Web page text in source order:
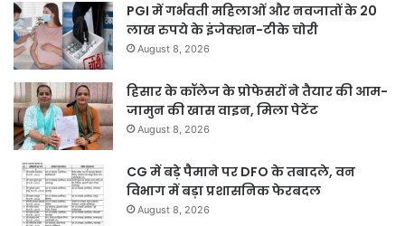
PGI में गर्भवती महिलाओं और नवजातों के 20
लाख रुपये के इंजेक्शन-टीके चोरी
August 8, 2026
हिसार के कॉलेज के प्रोफेसरों ने तैयार की आम-
जामुन की खास वाइन, मिला पेटेंट
August 8, 2026
CG में बड़े पैमाने पर DFO के तबादले, वन
विभाग में बड़ा प्रशासनिक फेरबदल
August 8, 2026